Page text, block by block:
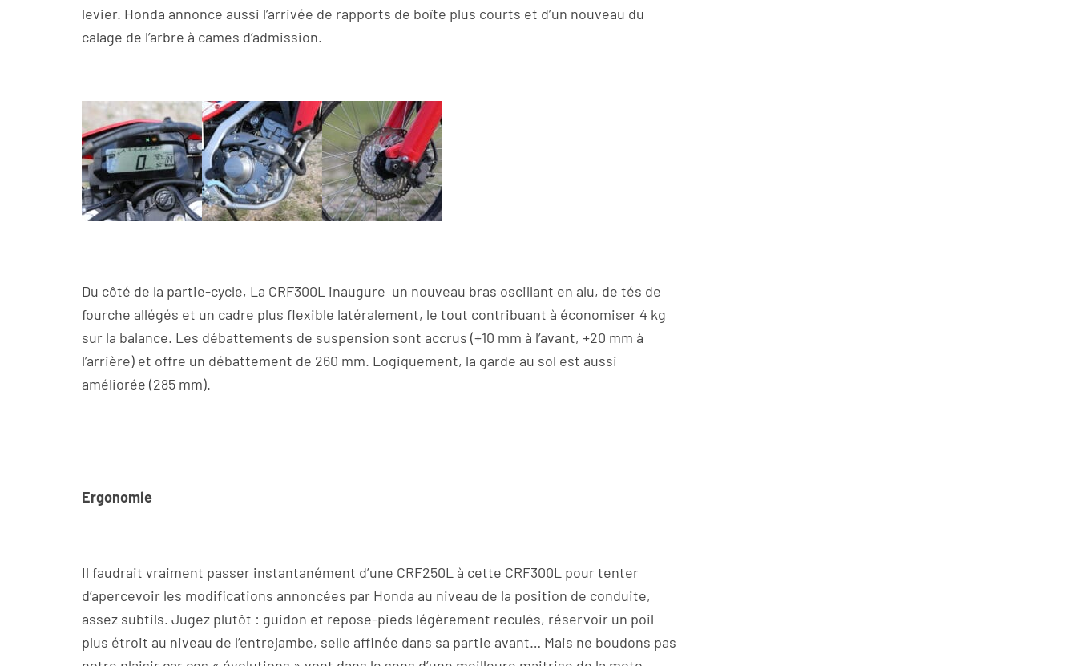
levier. Honda annonce aussi l’arrivée de rapports de boîte plus courts et d’un nouveau du
calage de l’arbre à cames d’admission.
Du côté de la partie-cycle, La CRF300L inaugure un nouveau bras oscillant en alu, de tés de
fourche allégés et un cadre plus flexible latéralement, le tout contribuant à économiser 4 kg
sur la balance. Les débattements de suspension sont accrus (+10 mm à l’avant, +20 mm à
l’arrière) et offre un débattement de 260 mm. Logiquement, la garde au sol est aussi
améliorée (285 mm).
Ergonomie
Il faudrait vraiment passer instantanément d’une CRF250L à cette CRF300L pour tenter
d’apercevoir les modifications annoncées par Honda au niveau de la position de conduite,
assez subtils. Jugez plutôt : guidon et repose-pieds légèrement reculés, réservoir un poil
plus étroit au niveau de l’entrejambe, selle affinée dans sa partie avant… Mais ne boudons pas